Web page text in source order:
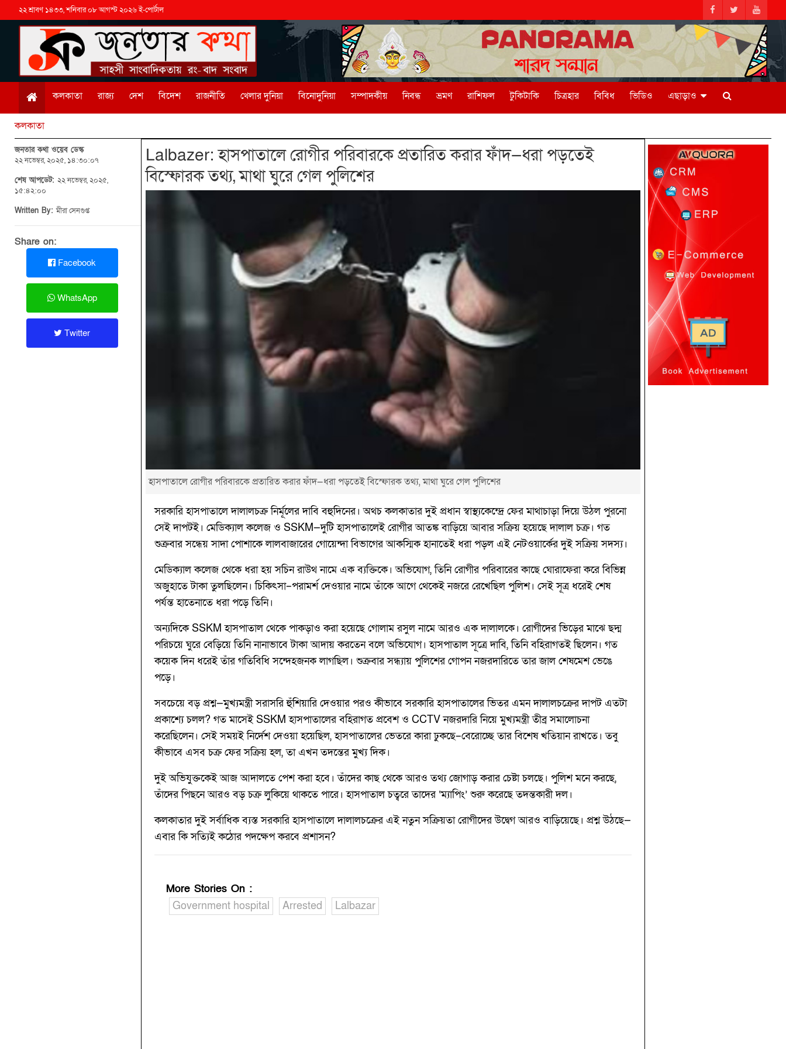
২২ শ্রাবণ ১৪৩৩, শনিবার ০৮ আগস্ট ২০২৬ ই-পোর্টাল
কলকাতা রাজ্য দেশ বিদেশ রাজনীতি খেলার দুনিয়া বিনোদুনিয়া সম্পাদকীয় নিবন্ধ ভ্রমণ রাশিফল টুকিটাকি চিত্রহার বিবিধ ভিডিও এছাড়াও
কলকাতা
জনতার কথা ওয়েব ডেস্ক
২২ নভেম্বর, ২০২৫, ১৪:৩০:০৭
শেষ আপডেট: ২২ নভেম্বর, ২০২৫,
১৫:৪২:০০
Written By:মীরা সেনগুপ্ত
Share on:
Facebook
WhatsApp
Twitter
Lalbazer: হাসপাতালে রোগীর পরিবারকে প্রতারিত করার ফাঁদ—ধরা পড়তেই
বিস্ফোরক তথ্য, মাথা ঘুরে গেল পুলিশের
হাসপাতালে রোগীর পরিবারকে প্রতারিত করার ফাঁদ—ধরা পড়তেই বিস্ফোরক তথ্য, মাথা ঘুরে গেল পুলিশের
সরকারি হাসপাতালে দালালচক্র নির্মূলের দাবি বহুদিনের। অথচ কলকাতার দুই প্রধান স্বাস্থ্যকেন্দ্রে ফের মাথাচাড়া দিয়ে উঠল পুরনো
সেই দাপটই। মেডিক্যাল কলেজ ও SSKM—দুটি হাসপাতালেই রোগীর আতঙ্ক বাড়িয়ে আবার সক্রিয় হয়েছে দালাল চক্র। গত
শুক্রবার সন্ধেয় সাদা পোশাকে লালবাজারের গোয়েন্দা বিভাগের আকস্মিক হানাতেই ধরা পড়ল এই নেটওয়ার্কের দুই সক্রিয় সদস্য।
মেডিক্যাল কলেজ থেকে ধরা হয় সচিন রাউথ নামে এক ব্যক্তিকে। অভিযোগ, তিনি রোগীর পরিবারের কাছে ঘোরাফেরা করে বিভিন্ন
অজুহাতে টাকা তুলছিলেন। চিকিৎসা–পরামর্শ দেওয়ার নামে তাঁকে আগে থেকেই নজরে রেখেছিল পুলিশ। সেই সূত্র ধরেই শেষ
পর্যন্ত হাতেনাতে ধরা পড়ে তিনি।
অন্যদিকে SSKM হাসপাতাল থেকে পাকড়াও করা হয়েছে গোলাম রসুল নামে আরও এক দালালকে। রোগীদের ভিড়ের মাঝে ছদ্ম
পরিচয়ে ঘুরে বেড়িয়ে তিনি নানাভাবে টাকা আদায় করতেন বলে অভিযোগ। হাসপাতাল সূত্রে দাবি, তিনি বহিরাগতই ছিলেন। গত
কয়েক দিন ধরেই তাঁর গতিবিধি সন্দেহজনক লাগছিল। শুক্রবার সন্ধ্যায় পুলিশের গোপন নজরদারিতে তার জাল শেষমেশ ভেঙে
পড়ে।
সবচেয়ে বড় প্রশ্ন—মুখ্যমন্ত্রী সরাসরি হুঁশিয়ারি দেওয়ার পরও কীভাবে সরকারি হাসপাতালের ভিতর এমন দালালচক্রের দাপট এতটা
প্রকাশ্যে চলল? গত মাসেই SSKM হাসপাতালের বহিরাগত প্রবেশ ও CCTV নজরদারি নিয়ে মুখ্যমন্ত্রী তীব্র সমালোচনা
করেছিলেন। সেই সময়ই নির্দেশ দেওয়া হয়েছিল, হাসপাতালের ভেতরে কারা ঢুকছে–বেরোচ্ছে তার বিশেষ খতিয়ান রাখতে। তবু
কীভাবে এসব চক্র ফের সক্রিয় হল, তা এখন তদন্তের মুখ্য দিক।
দুই অভিযুক্তকেই আজ আদালতে পেশ করা হবে। তাঁদের কাছ থেকে আরও তথ্য জোগাড় করার চেষ্টা চলছে। পুলিশ মনে করছে,
তাঁদের পিছনে আরও বড় চক্র লুকিয়ে থাকতে পারে। হাসপাতাল চত্বরে তাদের ‘ম্যাপিং’ শুরু করেছে তদন্তকারী দল।
কলকাতার দুই সর্বাধিক ব্যস্ত সরকারি হাসপাতালে দালালচক্রের এই নতুন সক্রিয়তা রোগীদের উদ্বেগ আরও বাড়িয়েছে। প্রশ্ন উঠছে—
এবার কি সত্যিই কঠোর পদক্ষেপ করবে প্রশাসন?
More Stories On :
Government hospital
Arrested Lalbazar